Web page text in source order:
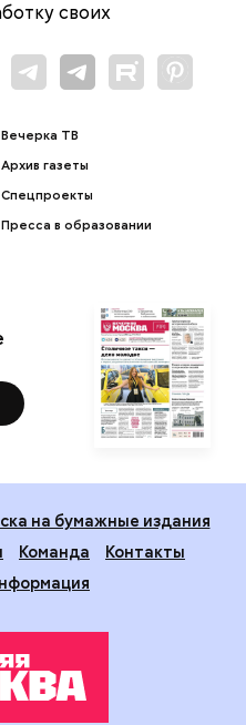
своих
Вечерка ТВ
Архив газеты
Спецпроекты
Пресса в образовании
на бумажные издания
Команда
Контакты